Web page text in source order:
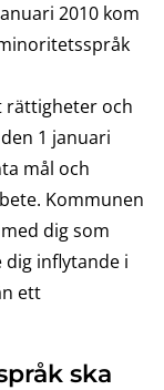
2010 kom
rättigheter och
1 januari
mål och
Kommunen
dig som
inflytande i
ett
ska